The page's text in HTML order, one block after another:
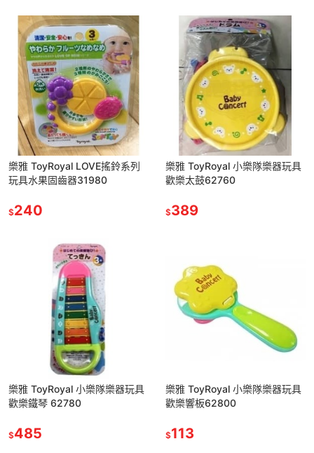
樂雅 ToyRoyal LOVE搖鈴系列
玩具水果固齒器31980
$240
樂雅 ToyRoyal 小樂隊樂器玩具
歡樂太鼓62760
$389
樂雅 ToyRoyal 小樂隊樂器玩具
歡樂鐵琴 62780
$485
樂雅 ToyRoyal 小樂隊樂器玩具
歡樂響板62800
$113